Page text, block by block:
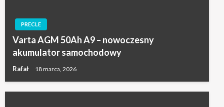
PRECLE
Varta AGM 50Ah A9 – nowoczesny
akumulator samochodowy
Rafał 18 marca, 2026